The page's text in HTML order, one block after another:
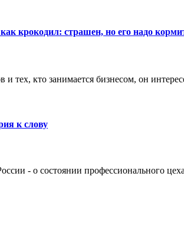
крокодил: страшен, но его надо
и тех, кто занимается бизнесом, он
к слову
- о состоянии профессионального